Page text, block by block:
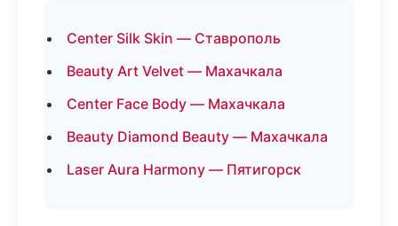
Center Silk Skin — Ставрополь
Beauty Art Velvet — Махачкала
Center Face Body — Махачкала
Beauty Diamond Beauty — Махачкала
Laser Aura Harmony — Пятигорск